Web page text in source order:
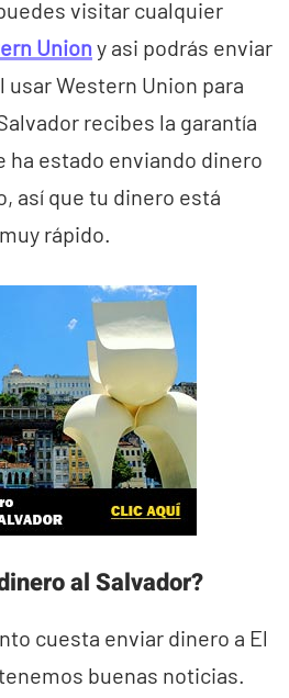
visitar cualquier
Union y asi podrás enviar
Western Union para
recibes la garantía
ha estado enviando dinero
así que tu dinero está
rápido.
al Salvador?
cuesta enviar dinero a El
buenas noticias.